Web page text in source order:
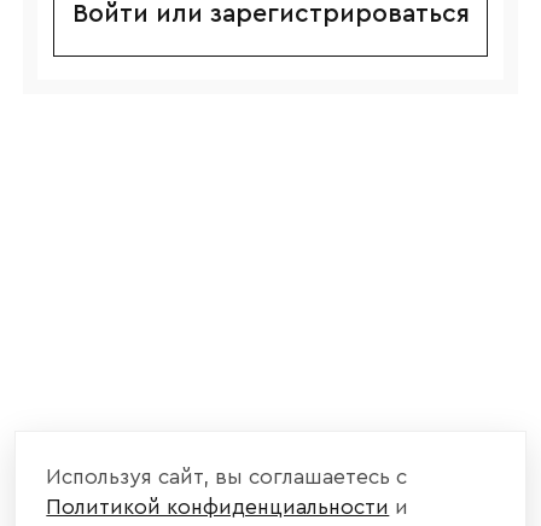
Войти или зарегистрироваться
Используя сайт, вы соглашаетесь с
Политикой конфиденциальности и